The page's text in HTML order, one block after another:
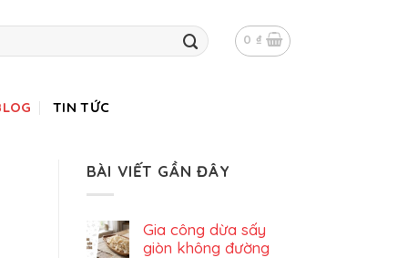
0 ₫
TIN TỨC
BÀI VIẾT GẦN ĐÂY
Gia công dừa sấy
giòn không đường